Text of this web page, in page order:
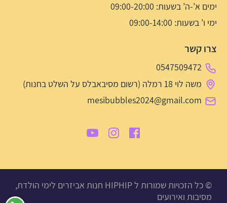
ימים א’-ה’ בשעות: 09:00-20:00
ימי ו’ בשעות: 09:00-14:00
צרו קשר
0547509472
משה לוי 18 רמלה (רשום מסיבאבלס על השלט בחנות)
mesibubbles2024@gmail.com
© כל הזכויות שמורות ל HIPHIP חנות אביזרים לימי הולדת,
מסיבות ואירועים